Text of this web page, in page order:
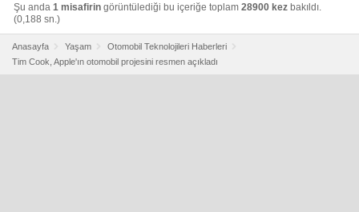
Şu anda 1 misafirin görüntülediği bu içeriğe toplam 28900 kez bakıldı.
(0,188 sn.)
Anasayfa Yaşam
Otomobil Teknolojileri Haberleri
Tim Cook, Apple'ın otomobil projesini resmen açıkladı